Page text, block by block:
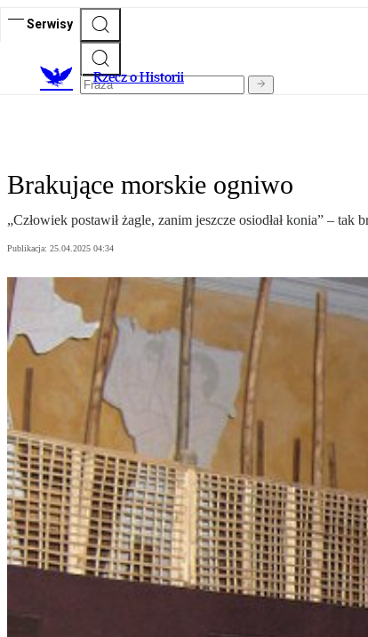
Serwisy
Rzecz o Historii
Brakujące morskie ogniwo
„Człowiek postawił żagle, zanim jeszcze osiodłał konia” –
Publikacja: 25.04.2025 04:34